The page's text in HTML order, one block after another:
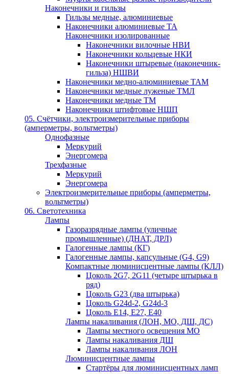
Наконечники и гильзы
Гильзы медные, алюминиевые
Наконечники алюминиевые ТА
Наконечники изолированные
Наконечники вилочные НВИ
Наконечники кольцевые НКИ
Наконечники штыревые (наконечник-
гильза) НШВИ
Наконечники медно-алюминиевые ТАМ
Наконечники медные луженые ТМЛ
Наконечники медные ТМ
Наконечники штифтовые НШП
05. Счётчики, электроизмерительные приборы
(амперметры, вольтметры)
Однофазные
Меркурий
Энергомера
Трехфазные
Меркурий
Энергомера
Электроизмерительные приборы (амперметры,
вольтметры)
06. Светотехника
Лампы
Газоразрядные лампы (уличные
промышленные) (ДНАТ, ДРЛ)
Галогенные лампы (КГ)
Галогенные лампы, капсульные (G4, G9)
Компактные люминисцентные лампы (КЛЛ)
Цоколь 2G7, 2G11 (четыре штырька в
ряд)
Цоколь G23 (два штырька)
Цоколь G24d-2, G24d-3
Цоколь Е14, Е27, Е40
Лампы накаливания (ЛОН, МО, ДШ, ДС)
Лампы местного освещения МО
Лампы накаливания ДШ
Лампы накаливания ЛОН
Люминисцентные лампы
Стартёры для люминисцентных ламп